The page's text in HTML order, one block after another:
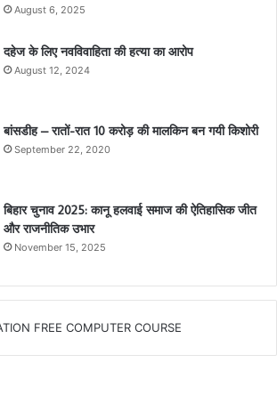
August 6, 2025
दहेज के लिए नवविवाहिता की हत्या का आरोप
August 12, 2024
बांसडीह – रातों-रात 10 करोड़ की मालकिन बन गयी किशोरी
September 22, 2020
बिहार चुनाव 2025: कानू हलवाई समाज की ऐतिहासिक जीत
और राजनीतिक उभार
November 15, 2025